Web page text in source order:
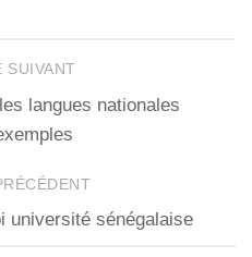
SUIVANT
langues nationales
université sénégalaise